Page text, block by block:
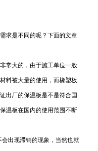
求是不同的呢？下面的文章
常大的，由于施工单位一般
料被大量的使用，而橡塑板
出厂的保温板是不是符合国
温板在国内的使用范围不断
出现滞销的现象，当然也就